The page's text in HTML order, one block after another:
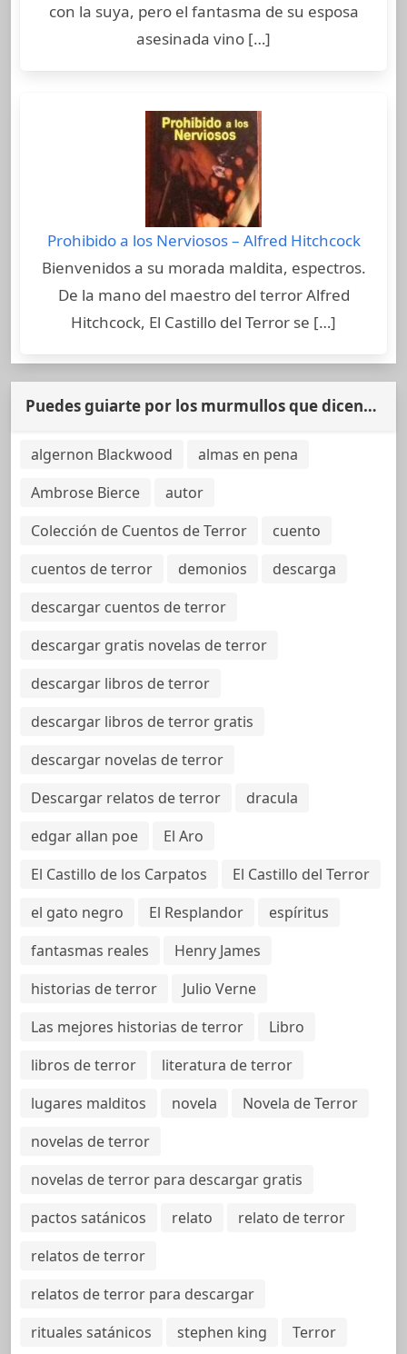
con la suya, pero el fantasma de su esposa
asesinada vino […]
Prohibido a los Nerviosos – Alfred Hitchcock
Bienvenidos a su morada maldita, espectros.
De la mano del maestro del terror Alfred
Hitchcock, El Castillo del Terror se […]
Puedes guiarte por los murmullos que dicen…
algernon Blackwood
almas en pena
Ambrose Bierce
autor
Colección de Cuentos de Terror
cuento
cuentos de terror
demonios
descarga
descargar cuentos de terror
descargar gratis novelas de terror
descargar libros de terror
descargar libros de terror gratis
descargar novelas de terror
Descargar relatos de terror
dracula
edgar allan poe
El Aro
El Castillo de los Carpatos
El Castillo del Terror
el gato negro
El Resplandor
espíritus
fantasmas reales
Henry James
historias de terror
Julio Verne
Las mejores historias de terror
Libro
libros de terror
literatura de terror
lugares malditos
novela
Novela de Terror
novelas de terror
novelas de terror para descargar gratis
pactos satánicos
relato
relato de terror
relatos de terror
relatos de terror para descargar
rituales satánicos
stephen king Terror